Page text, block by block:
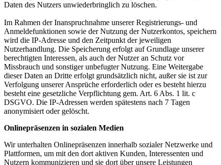
Daten des Nutzers unwiederbringlich zu löschen.
Im Rahmen der Inanspruchnahme unserer Registrierungs- und
Anmeldefunktionen sowie der Nutzung der Nutzerkontos, speichern
wird die IP-Adresse und den Zeitpunkt der jeweiligen
Nutzerhandlung. Die Speicherung erfolgt auf Grundlage unserer
berechtigten Interessen, als auch der Nutzer an Schutz vor
Missbrauch und sonstiger unbefugter Nutzung. Eine Weitergabe
dieser Daten an Dritte erfolgt grundsätzlich nicht, außer sie ist zur
Verfolgung unserer Ansprüche erforderlich oder es besteht hierzu
besteht eine gesetzliche Verpflichtung gem. Art. 6 Abs. 1 lit. c
DSGVO. Die IP-Adressen werden spätestens nach 7 Tagen
anonymisiert oder gelöscht.
Onlinepräsenzen in sozialen Medien
Wir unterhalten Onlinepräsenzen innerhalb sozialer Netzwerke und
Plattformen, um mit den dort aktiven Kunden, Interessenten und
Nutzern kommunizieren und sie dort über unsere Leistungen